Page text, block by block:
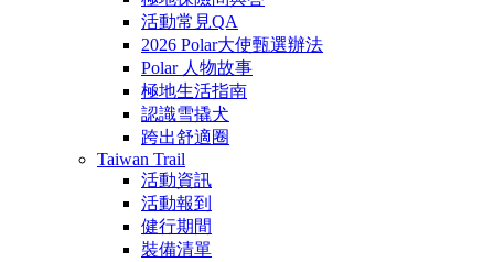
活動常見QA
2026 Polar大使甄選辦法
Polar 人物故事
極地生活指南
認識雪撬犬
跨出舒適圈
Taiwan Trail
活動資訊
活動報到
健行期間
裝備清單